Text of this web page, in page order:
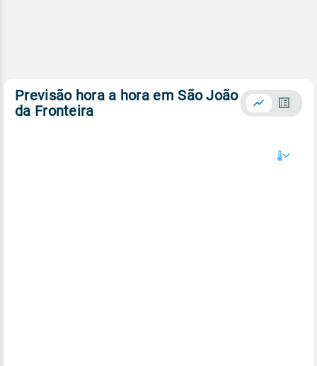
Previsão hora a hora em São João
da Fronteira